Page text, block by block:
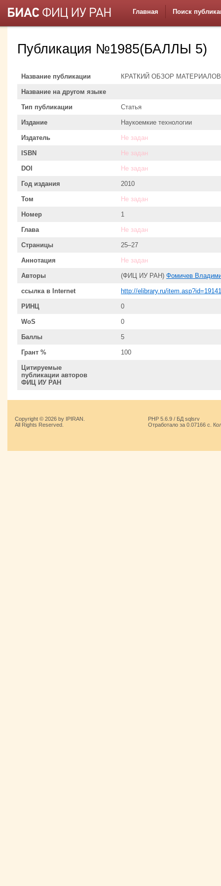
Главная Поиск
Публикация №1985(БАЛЛЫ 5)
Название публикации КРАТКИЙ ОБЗОР МАТЕРИАЛОВ
Название на другом языке
Тип публикации Статья
Издание Наукоемкие технологии
Издатель Не задан
ISBN Не задан
DOI Не задан
Год издания 2010
Том Не задан
Номер 1
Глава Не задан
Страницы 25–27
Аннотация Не задан
Авторы (ФИЦ ИУ РАН) Фомичев
ссылка в Internet http://elibrary.ru/
РИНЦ 0
WoS 0
Баллы 5
Грант % 100
Цитируемые
публикации авторов
ФИЦ ИУ РАН
Copyright © 2026 by IPIRAN.
All Rights Reserved.
PHP 5.6.9 / БД sqlsrv
Отработало за 0.07166 с.